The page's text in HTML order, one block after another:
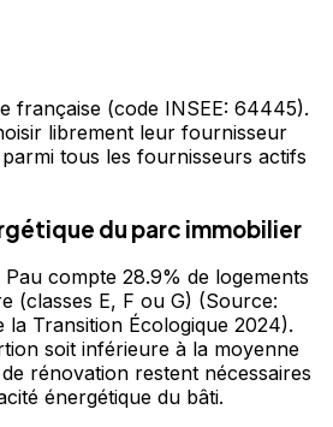
française (code INSEE: 64445).
librement leur fournisseur
tous les fournisseurs actifs
du parc immobilier
compte 28.9% de logements
(classes E, F ou G) (Source:
la Transition Écologique 2024).
soit inférieure à la moyenne
rénovation restent nécessaires
énergétique du bâti.